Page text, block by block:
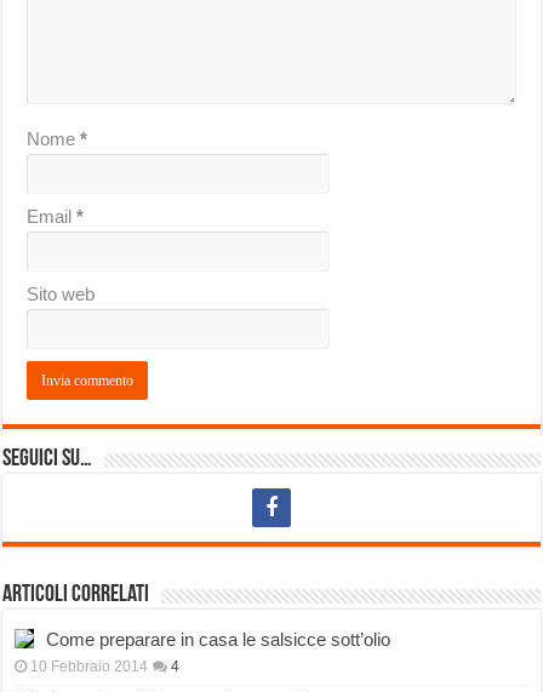
Nome*
Email*
Sito web
Seguici su…
Articoli correlati
Come preparare in casa le salsicce sott’olio
10 Febbraio 2014 4